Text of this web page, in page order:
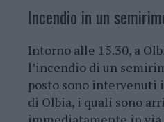
Incendio in un
Intorno alle 15.30, a
l’incendio di un
posto sono intervenuti
di Olbia, i quali sono